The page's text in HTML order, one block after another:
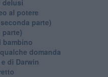
delusi
al potere
parte)
parte)
bambino
domanda
di Darwin